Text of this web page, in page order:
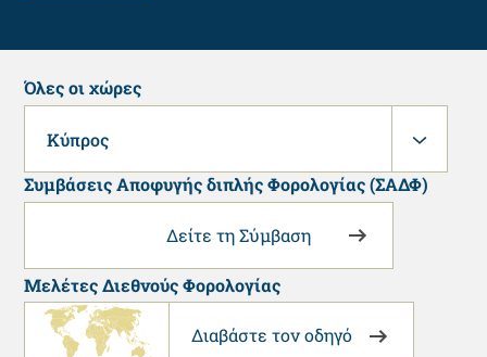
Όλες οι χώρες
Κύπρος
Συμβάσεις Αποφυγής διπλής Φορολογίας (ΣΑΔΦ)
Δείτε τη Σύμβαση
Μελέτες Διεθνούς Φορολογίας
Διαβάστε τον οδηγό